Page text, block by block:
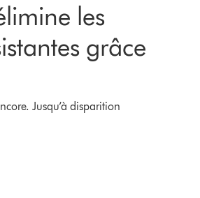
les
grâce
Jusqu’à disparition